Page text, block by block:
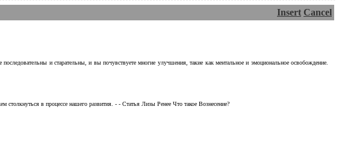
Insert Cancel
и старательны, и вы почувствуете многие улучшения, такие как ментальное и эмоциональное освобождение.
в процессе нашего развития. - - Статья Лизы Ренее Что такое Вознесение?